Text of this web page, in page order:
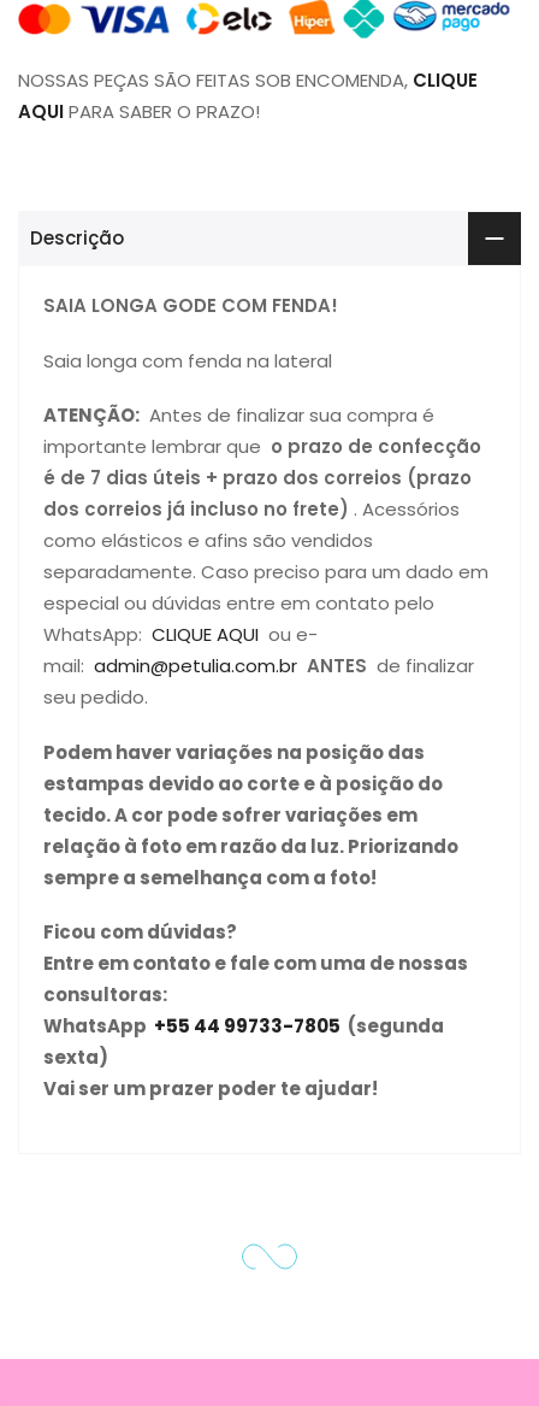
NOSSAS PEÇAS SÃO FEITAS SOB ENCOMENDA, CLIQUE
AQUIPARA SABER O PRAZO!
Descrição
SAIA LONGA GODE COM FENDA!
Saia longa com fenda na lateral
ATENÇÃO: Antes de finalizar sua compra é
importante lembrar que o prazo de confecção
é de 7 dias úteis + prazo dos correios (prazo
dos correios já incluso no frete) . Acessórios
como elásticos e afins são vendidos
separadamente. Caso preciso para um dado em
especial ou dúvidas entre em contato pelo
WhatsApp: CLIQUE AQUI ou e-
mail: admin@petulia.com.br ANTES de finalizar
seu pedido.
Podem haver variações na posição das
estampas devido ao corte e à posição do
tecido. A cor pode sofrer variações em
relação à foto em razão da luz. Priorizando
sempre a semelhança com a foto!
Ficou com dúvidas?
Entre em contato e fale com uma de nossas
consultoras:
WhatsApp +55 44 99733-7805 (segunda
sexta)
Vai ser um prazer poder te ajudar!